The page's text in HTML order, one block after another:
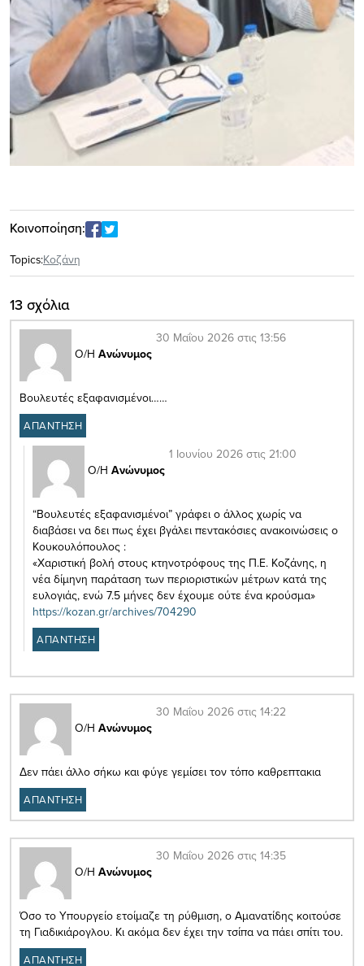
Κοινοποίηση:
Topics:Κοζάνη
13 σχόλια
Ο/Η Ανώνυμος
30 Μαΐου 2026 στις 13:56
Βουλευτές εξαφανισμένοι……
ΑΠΑΝΤΗΣΗ
Ο/Η Ανώνυμος
1 Ιουνίου 2026 στις 21:00
“Βουλευτές εξαφανισμένοι” γράφει ο άλλος χωρίς να
διαβάσει να δει πως έχει βγάλει πεντακόσιες ανακοινώσεις ο
Κουκουλόπουλος :
«Χαριστική βολή στους κτηνοτρόφους της Π.Ε. Κοζάνης, η
νέα δίμηνη παράταση των περιοριστικών μέτρων κατά της
ευλογιάς, ενώ 7.5 μήνες δεν έχουμε ούτε ένα κρούσμα»
https://kozan.gr/archives/704290
ΑΠΑΝΤΗΣΗ
Ο/Η Ανώνυμος
30 Μαΐου 2026 στις 14:22
Δεν πάει άλλο σήκω και φύγε γεμίσει τον τόπο καθρεπτακια
ΑΠΑΝΤΗΣΗ
Ο/Η Ανώνυμος
30 Μαΐου 2026 στις 14:35
Όσο το Υπουργείο ετοίμαζε τη ρύθμιση, ο Αμανατίδης κοιτούσε
τη Γιαδικιάρογλου. Κι ακόμα δεν έχει την τσίπα να πάει σπίτι του.
ΑΠΑΝΤΗΣΗ